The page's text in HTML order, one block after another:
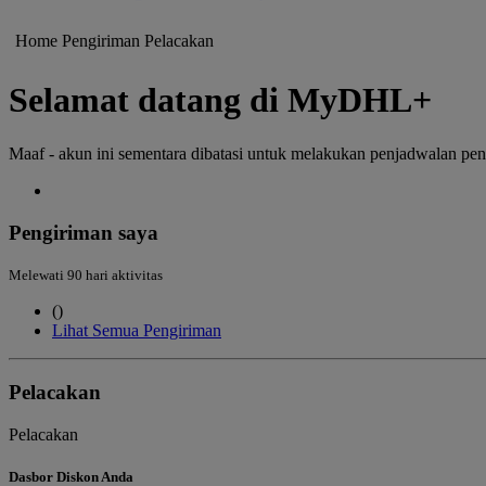
Home Pengiriman Pelacakan
Selamat datang di MyDHL+
Maaf - akun ini sementara dibatasi untuk melakukan penjadwalan
Pengiriman saya
Melewati 90 hari aktivitas
()
Lihat Semua Pengiriman
Pelacakan
Pelacakan
Dasbor Diskon Anda